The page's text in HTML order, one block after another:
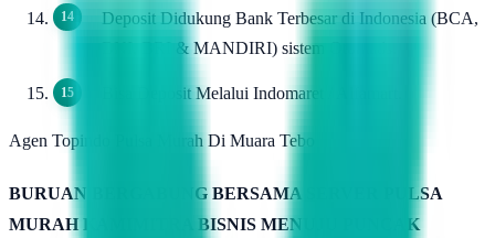
Deposit Didukung Bank Terbesar di Indonesia (BCA,
BNI, BRI & MANDIRI) sistem Otomatis.
Bisa Deposit Melalui Indomaret / Alfamart.
Agen Topindo Pulsa Murah Di Muara Tebo
BURUAN BERGABUNG BERSAMA SERVER PULSA
MURAH KAMIMITRA BISNIS MENUJU PUNCAK